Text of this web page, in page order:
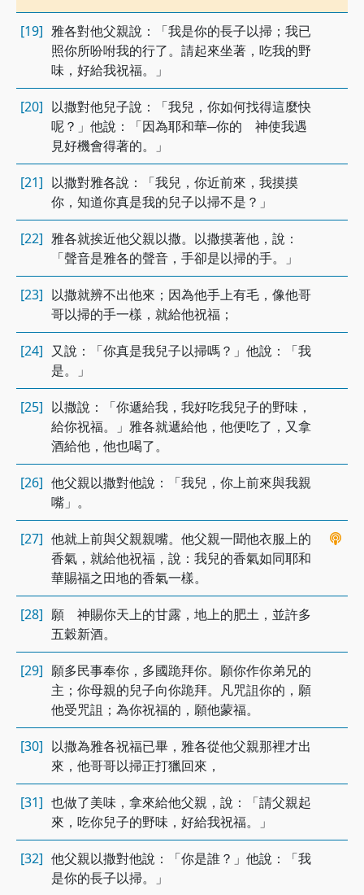
[19] 雅各對他父親說：「我是你的長子以掃；我已
照你所吩咐我的行了。請起來坐著，吃我的野
味，好給我祝福。」
[20] 以撒對他兒子說：「我兒，你如何找得這麼快
呢？」他說：「因為耶和華─你的 神使我遇
見好機會得著的。」
[21] 以撒對雅各說：「我兒，你近前來，我摸摸
你，知道你真是我的兒子以掃不是？」
[22] 雅各就挨近他父親以撒。以撒摸著他，說：
「聲音是雅各的聲音，手卻是以掃的手。」
[23] 以撒就辨不出他來；因為他手上有毛，像他哥
哥以掃的手一樣，就給他祝福；
[24] 又說：「你真是我兒子以掃嗎？」他說：「我
是。」
[25] 以撒說：「你遞給我，我好吃我兒子的野味，
給你祝福。」雅各就遞給他，他便吃了，又拿
酒給他，他也喝了。
[26] 他父親以撒對他說：「我兒，你上前來與我親
嘴」。
[27] 他就上前與父親親嘴。他父親一聞他衣服上的
香氣，就給他祝福，說：我兒的香氣如同耶和
華賜福之田地的香氣一樣。
[28] 願 神賜你天上的甘露，地上的肥土，並許多
五穀新酒。
[29] 願多民事奉你，多國跪拜你。願你作你弟兄的
主；你母親的兒子向你跪拜。凡咒詛你的，願
他受咒詛；為你祝福的，願他蒙福。
[30] 以撒為雅各祝福已畢，雅各從他父親那裡才出
來，他哥哥以掃正打獵回來，
[31] 也做了美味，拿來給他父親，說：「請父親起
來，吃你兒子的野味，好給我祝福。」
[32] 他父親以撒對他說：「你是誰？」他說：「我
是你的長子以掃。」